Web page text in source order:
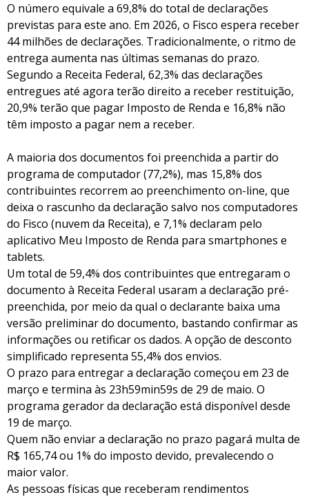
O número equivale a 69,8% do total de declarações
previstas para este ano. Em 2026, o Fisco espera receber
44 milhões de declarações. Tradicionalmente, o ritmo de
entrega aumenta nas últimas semanas do prazo.
Segundo a Receita Federal, 62,3% das declarações
entregues até agora terão direito a receber restituição,
20,9% terão que pagar Imposto de Renda e 16,8% não
têm imposto a pagar nem a receber.
A maioria dos documentos foi preenchida a partir do
programa de computador (77,2%), mas 15,8% dos
contribuintes recorrem ao preenchimento on-line, que
deixa o rascunho da declaração salvo nos computadores
do Fisco (nuvem da Receita), e 7,1% declaram pelo
aplicativo Meu Imposto de Renda para smartphones e
tablets.
Um total de 59,4% dos contribuintes que entregaram o
documento à Receita Federal usaram a declaração pré-
preenchida, por meio da qual o declarante baixa uma
versão preliminar do documento, bastando confirmar as
informações ou retificar os dados. A opção de desconto
simplificado representa 55,4% dos envios.
O prazo para entregar a declaração começou em 23 de
março e termina às 23h59min59s de 29 de maio. O
programa gerador da declaração está disponível desde
19 de março.
Quem não enviar a declaração no prazo pagará multa de
R$ 165,74 ou 1% do imposto devido, prevalecendo o
maior valor.
As pessoas físicas que receberam rendimentos